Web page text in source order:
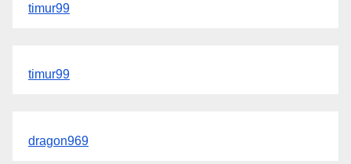
timur99
timur99
dragon969